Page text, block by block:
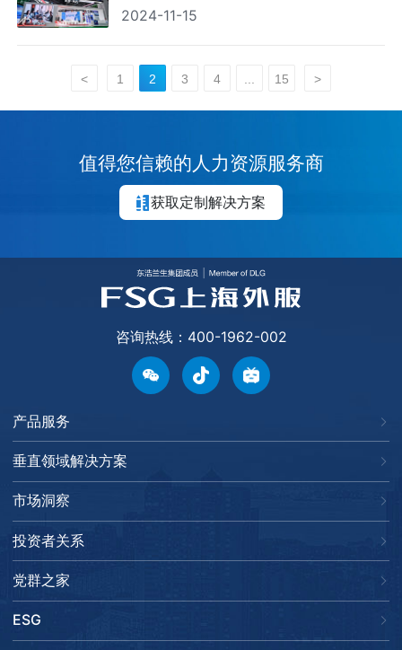
服务保障工作
2024-11-15
< 1 2 3 4 ... 15 >
值得您信赖的人力资源服务商
获取定制解决方案
咨询热线：400-1962-002
产品服务
垂直领域解决方案
市场洞察
投资者关系
党群之家
ESG